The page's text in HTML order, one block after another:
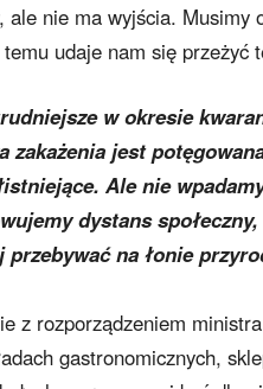
ale nie ma wyjścia. Musimy
udaje nam się przeżyć
w okresie
zakażenia jest
Ale nie
dystans
przebywać na łonie
z rozporządzeniem
gastronomicznych,